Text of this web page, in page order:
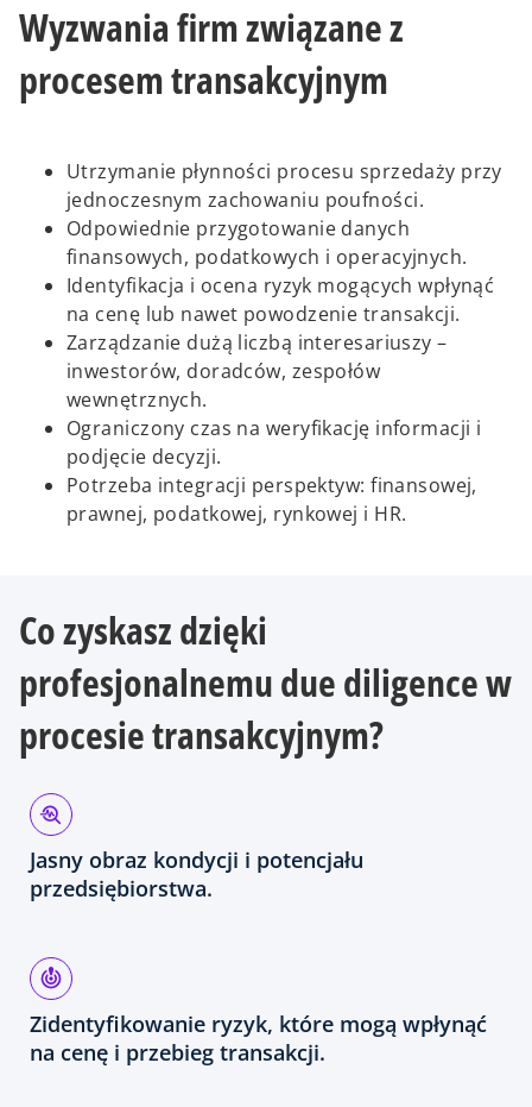
Wyzwania firm związane z
procesem transakcyjnym
Utrzymanie płynności procesu sprzedaży przy
jednoczesnym zachowaniu poufności.
Odpowiednie przygotowanie danych
finansowych, podatkowych i operacyjnych.
Identyfikacja i ocena ryzyk mogących wpłynąć
na cenę lub nawet powodzenie transakcji.
Zarządzanie dużą liczbą interesariuszy –
inwestorów, doradców, zespołów
wewnętrznych.
Ograniczony czas na weryfikację informacji i
podjęcie decyzji.
Potrzeba integracji perspektyw: finansowej,
prawnej, podatkowej, rynkowej i HR.
Co zyskasz dzięki
profesjonalnemu due diligence w
procesie transakcyjnym?
Jasny obraz kondycji i potencjału
przedsiębiorstwa.
Zidentyfikowanie ryzyk, które mogą wpłynąć
na cenę i przebieg transakcji.